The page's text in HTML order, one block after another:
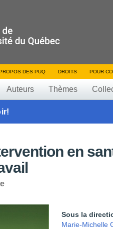
DES PUQ DROITS POUR
Auteurs Thèmes
en
Sous la
Marie-Michelle